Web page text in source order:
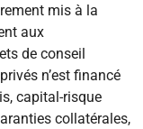
mis à la
aux
de conseil
n’est financé
capital-risque
collatérales,